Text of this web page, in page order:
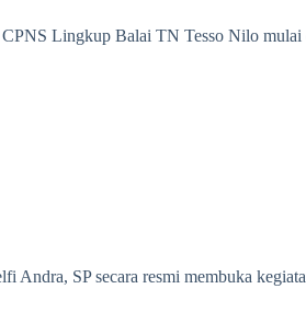
Lingkup Balai TN Tesso Nilo
SP secara resmi membuka